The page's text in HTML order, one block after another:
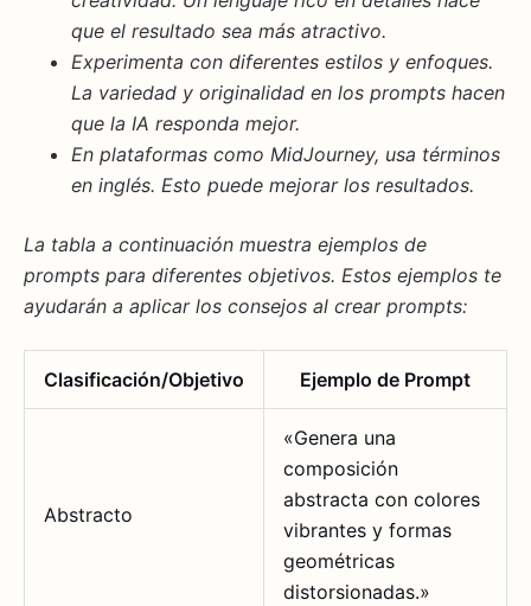
que el resultado sea más atractivo.
Experimenta con diferentes estilos y enfoques.
La variedad y originalidad en los prompts hacen
que la IA responda mejor.
En plataformas como MidJourney, usa términos
en inglés. Esto puede mejorar los resultados.
La tabla a continuación muestra ejemplos de
prompts para diferentes objetivos. Estos ejemplos te
ayudarán a aplicar los consejos al crear prompts:
Clasificación/Objetivo Ejemplo de Prompt
Abstracto
«Genera una
composición
abstracta con colores
vibrantes y formas
geométricas
distorsionadas.»